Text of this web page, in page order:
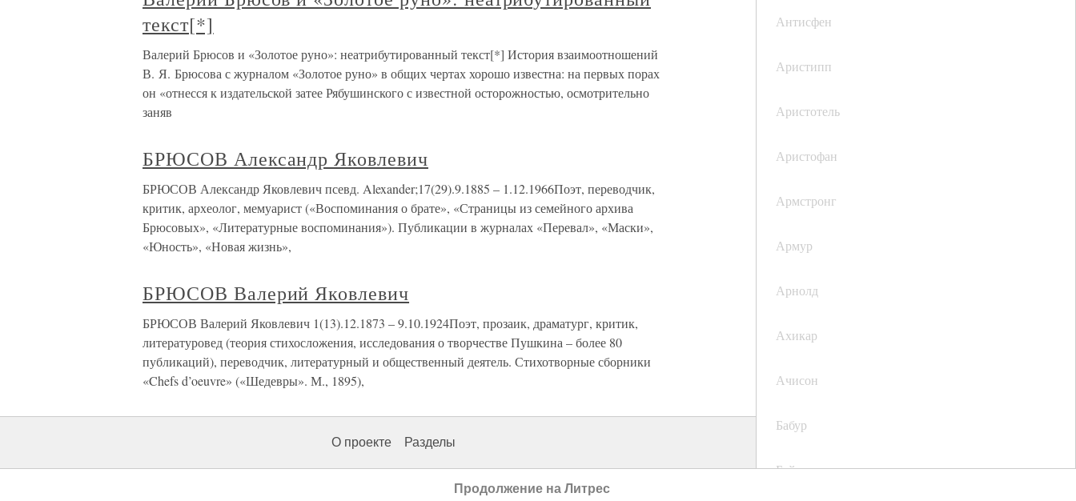
Антисфен
Аристипп
Аристотель
Аристофан
Армстронг
Армур
Арнолд
Ахикар
Ачисон
Бабур
Байрон
текст[*]
Валерий Брюсов и «Золотое руно»: неатрибутированный текст[*] История взаимоотношений
В. Я. Брюсова с журналом «Золотое руно» в общих чертах хорошо известна: на первых порах
он «отнесся к издательской затее Рябушинского с известной осторожностью, осмотрительно
заняв
БРЮСОВ Александр Яковлевич
БРЮСОВ Александр Яковлевич псевд. Alexander;17(29).9.1885 – 1.12.1966Поэт, переводчик,
критик, археолог, мемуарист («Воспоминания о брате», «Страницы из семейного архива
Брюсовых», «Литературные воспоминания»). Публикации в журналах «Перевал», «Маски»,
«Юность», «Новая жизнь»,
БРЮСОВ Валерий Яковлевич
БРЮСОВ Валерий Яковлевич 1(13).12.1873 – 9.10.1924Поэт, прозаик, драматург, критик,
литературовед (теория стихосложения, исследования о творчестве Пушкина – более 80
публикаций), переводчик, литературный и общественный деятель. Стихотворные сборники
«Chefs d’oeuvre» («Шедевры». М., 1895),
О проекте Разделы
Продолжение на Литрес